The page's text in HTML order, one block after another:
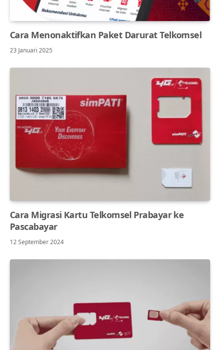
Cara Menonaktifkan Paket Darurat Telkomsel
23 Januari 2025
Cara Migrasi Kartu Telkomsel Prabayar ke
Pascabayar
12 September 2024